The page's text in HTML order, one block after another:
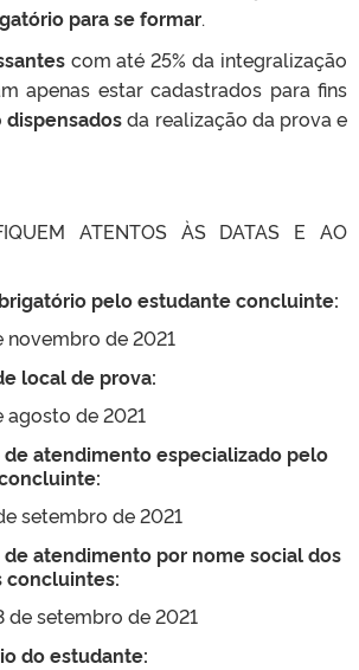
para se formar.
com até 25% da integralização
apenas estar cadastrados para fins
dispensadosda realização da prova e
ATENTOS ÀS DATAS E AO
pelo estudante concluinte:
novembro de 2021
local de prova:
agosto de 2021
atendimento especializado pelo
setembro de 2021
atendimento por nome social dos
concluintes:
de setembro de 2021
do estudante: